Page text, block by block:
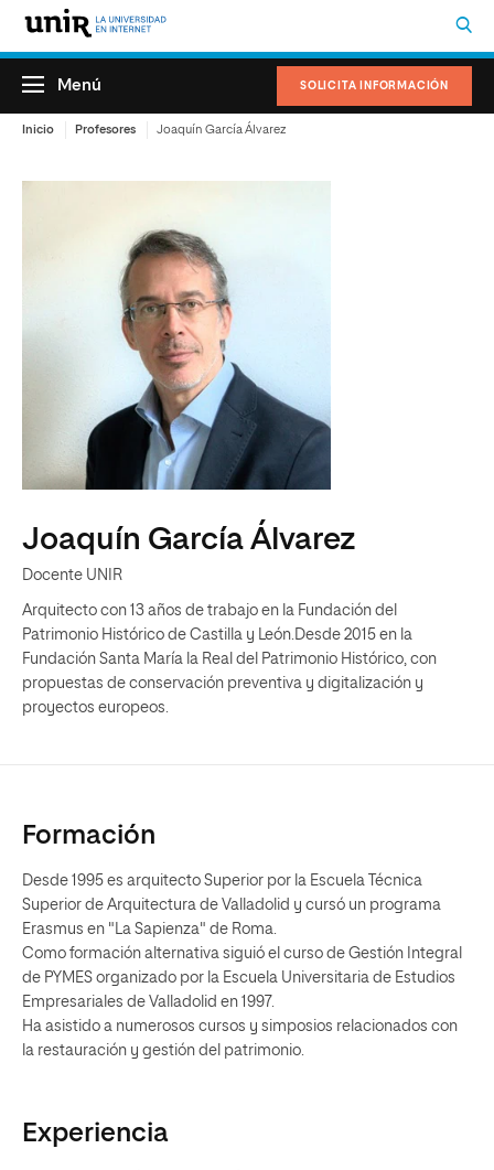
SOLICITA INFORMACIÓN
Menú
Inicio Profesores Joaquín García Álvarez
Joaquín García Álvarez
Docente UNIR
Arquitecto con 13 años de trabajo en la Fundación del
Patrimonio Histórico de Castilla y León.Desde 2015 en la
Fundación Santa María la Real del Patrimonio Histórico, con
propuestas de conservación preventiva y digitalización y
proyectos europeos.
Formación
Desde 1995 es arquitecto Superior por la Escuela Técnica
Superior de Arquitectura de Valladolid y cursó un programa
Erasmus en "La Sapienza" de Roma.
Como formación alternativa siguió el curso de Gestión Integral
de PYMES organizado por la Escuela Universitaria de Estudios
Empresariales de Valladolid en 1997.
Ha asistido a numerosos cursos y simposios relacionados con
la restauración y gestión del patrimonio.
Experiencia